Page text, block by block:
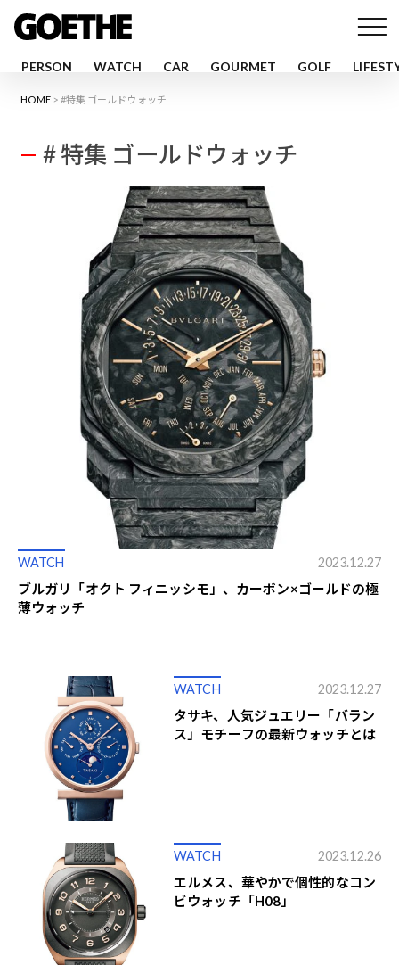
PERSON WATCH CAR GOURMET GOLF
HOME #特集 ゴールドウォッチ
# 特集 ゴールドウォッチ
WATCH 2023.12.27
ブルガリ「オクト フィニッシモ」、カーボン×ゴールドの極
薄ウォッチ
WATCH 2023.12.27
タサキ、人気ジュエリー「バラン
ス」モチーフの最新ウォッチとは
WATCH 2023.12.26
エルメス、華やかで個性的なコン
ビウォッチ「H08」